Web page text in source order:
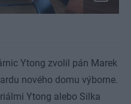
Ytong zvolil pán Marek
nového domu výborne.
Ytong alebo Silka